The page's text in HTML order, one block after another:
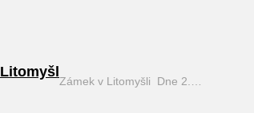
Litomyšl
Zámek v Litomyšli Dne 2.…